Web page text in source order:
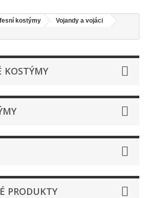
kostýmy
Vojandy a vojáci
KOSTÝMY
PRODUKTY